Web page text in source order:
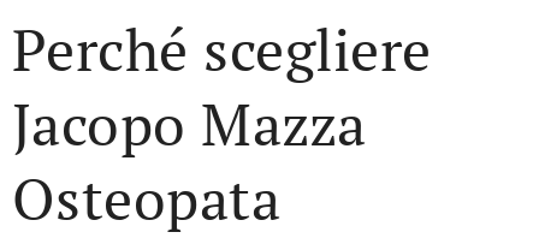
Perché scegliere
Jacopo Mazza
Osteopata